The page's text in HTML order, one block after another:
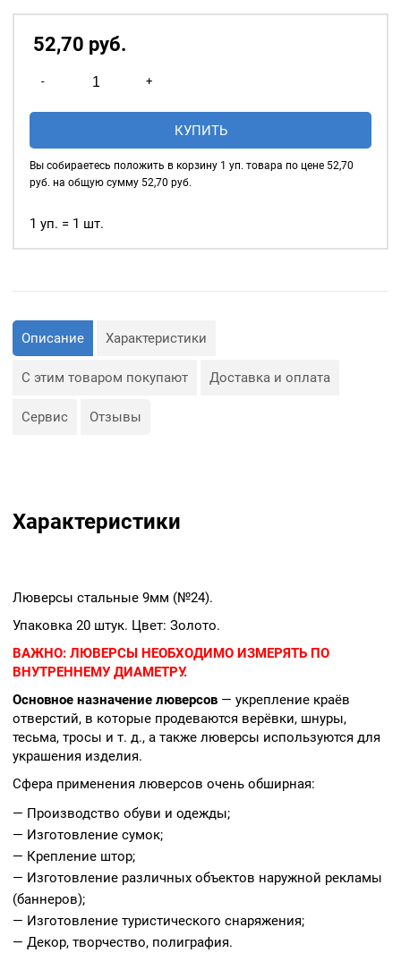
ПО ВНУТРЕННЕМУ
люверсов
— укрепление
продеваются верёвки,
шнуры, тесьма, тросы и т.
используются для
Сфера применения
люверсов очень обширная:
объектов наружной
рекламы (баннеров);
— Изготовление
туристического
— Декор, творчество,
полиграфия.
52,70 руб.
-
товара
Люверсы
уп.
шт,
+
КУПИТЬ
Вы собираетесь положить в корзину 1 уп. товара по цене 52,70
руб. на общую сумму 52,70 руб.
1 уп. = 1 шт.
Описание Характеристики
С этим товаром покупают Доставка и оплата
Сервис Отзывы
Характеристики
Люверсы стальные 9мм (№24).
Упаковка 20 штук. Цвет: Золото.
ВАЖНО: ЛЮВЕРСЫ НЕОБХОДИМО ИЗМЕРЯТЬ ПО
ВНУТРЕННЕМУ ДИАМЕТРУ.
Основное назначение люверсов — укрепление краёв
отверстий, в которые продеваются верёвки, шнуры,
тесьма, тросы и т. д., а также люверсы используются для
украшения изделия.
Сфера применения люверсов очень обширная:
— Производство обуви и одежды;
— Изготовление сумок;
— Крепление штор;
— Изготовление различных объектов наружной рекламы
(баннеров);
— Изготовление туристического снаряжения;
— Декор, творчество, полиграфия.